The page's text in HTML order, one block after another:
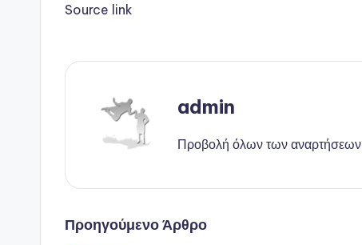
Source link
admin
Προβολή όλων των αναρτήσεων
Πλοήγηση
Προηγούμενο Άρθρο